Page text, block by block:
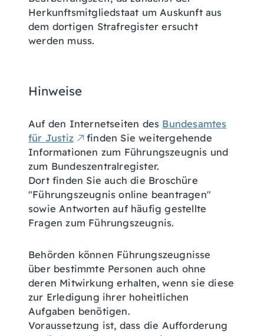
Herkunftsmitgliedstaat um Auskunft aus
dem dortigen Strafregister ersucht
werden muss.
Hinweise
Auf den Internetseiten des Bundesamtes
für Justiz
finden Sie weitergehende
Informationen zum Führungszeugnis und
zum Bundeszentralregister.
Dort finden Sie auch die Broschüre
"Führungszeugnis online beantragen"
sowie Antworten auf häufig gestellte
Fragen zum Führungszeugnis.
Behörden können Führungszeugnisse
über bestimmte Personen auch ohne
deren Mitwirkung erhalten, wenn sie diese
zur Erledigung ihrer hoheitlichen
Aufgaben benötigen.
Voraussetzung ist, dass die Aufforderung